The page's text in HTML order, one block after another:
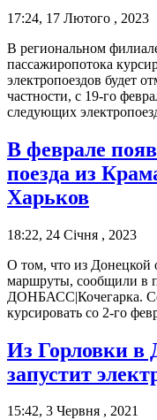
17:24, 17 Лютого , 2023
В региональном
пассажиропотока
электропоездов будет
частности, с 19-го
следующих
В феврале
поезда из
Харьков
18:22, 24 Січня , 2023
О том, что из Донецкой
маршруты, сообщили в
ДОНБАСС|Кочегарка.
курсировать со 2-го
Из Горловки в
запустит
15:42, 3 Червня , 2021